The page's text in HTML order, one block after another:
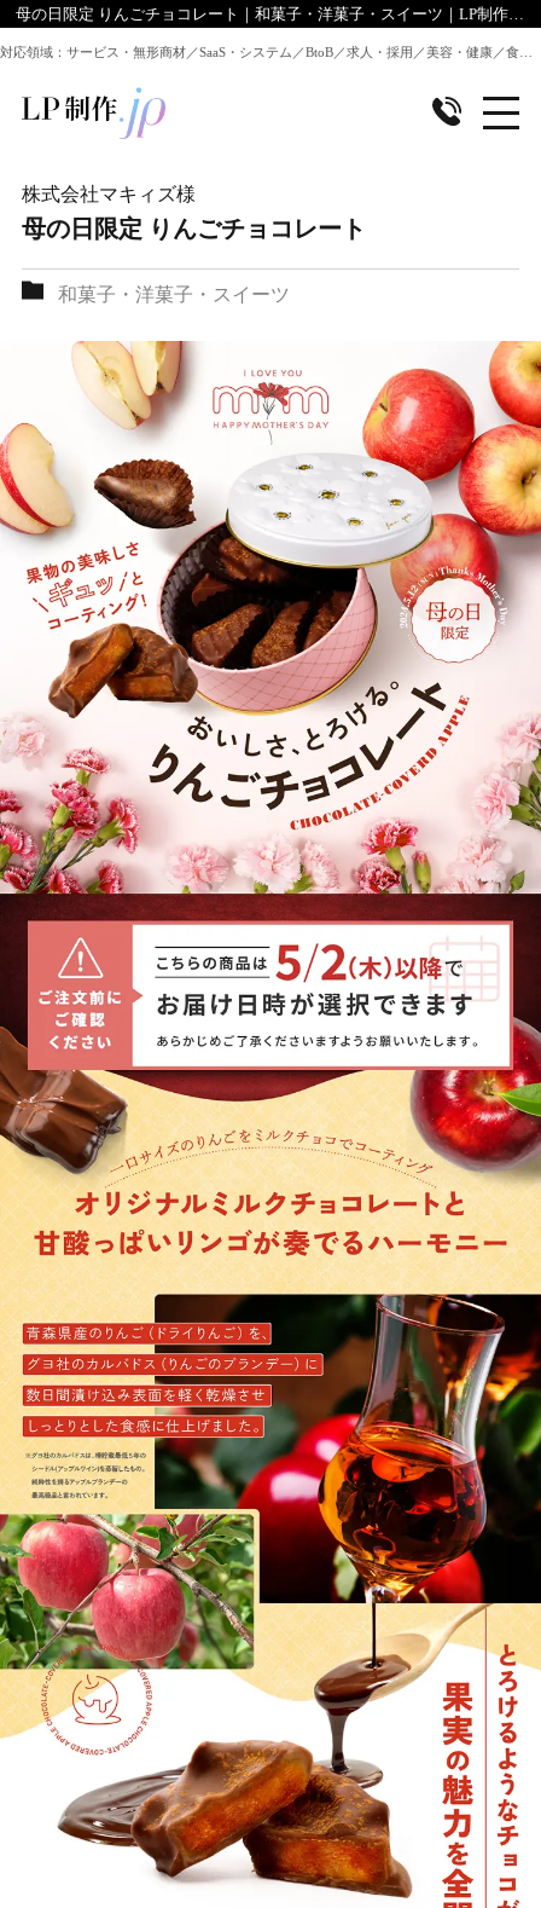
母の日限定 りんごチョコレート｜和菓子・洋菓子・スイーツ｜LP制作.jpのデザイン実績
株式会社マキィズ様
母の日限定 りんごチョコレート
和菓子・洋菓子・スイーツ